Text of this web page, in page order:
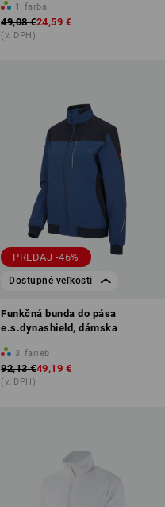
1 farba
49,08 €24,59 €
(v. DPH)
PREDAJ -46%
Dostupné veľkosti
Funkčná bunda do pása
e.s.dynashield, dámska
3 farieb
92,13 €49,19 €
(v. DPH)